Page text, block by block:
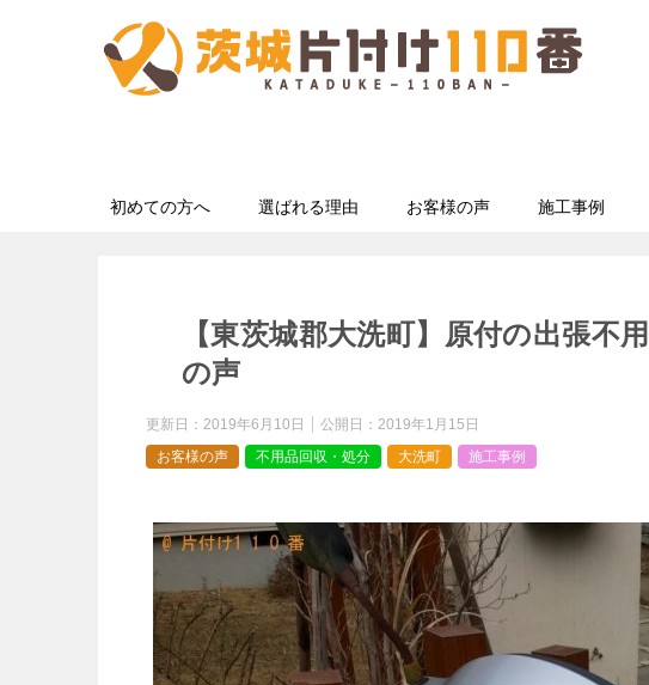
初めての方へ 選ばれる理由 お客様の声 施工事例
【東茨城郡大洗町】原付の出張
の声
更新日： 2019年6月10日 公開日： 2019年1月15日
お客様の声
不用品回収・処分 大洗町 施工事例